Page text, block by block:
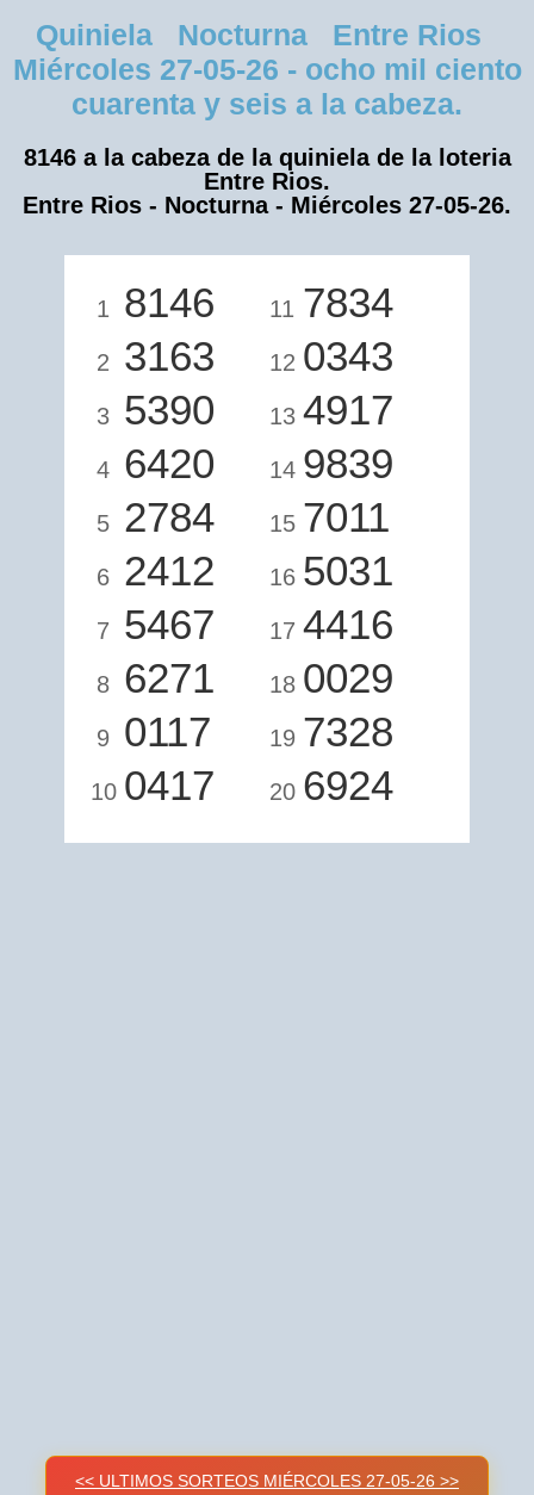
Quiniela Nocturna Entre Rios
Miércoles 27-05-26 - ocho mil ciento
cuarenta y seis a la cabeza.
8146 a la cabeza de la quiniela de la loteria
Entre Rios.
Entre Rios - Nocturna - Miércoles 27-05-26.
1 8146
2 3163
3 5390
4 6420
5 2784
6 2412
7 5467
8 6271
9 0117
10 0417
11 7834
12 0343
13 4917
14 9839
15 7011
16 5031
17 4416
18 0029
19 7328
20 6924
<< ULTIMOS SORTEOS MIÉRCOLES 27-05-26 >>